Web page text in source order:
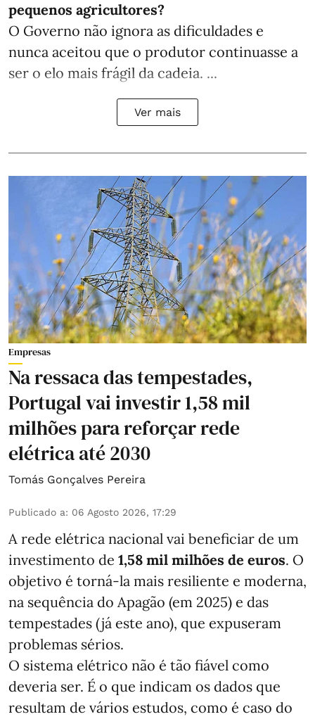
pequenos agricultores?
O Governo não ignora as dificuldades e
nunca aceitou que o produtor continuasse a
ser o elo mais frágil da cadeia. ...
Ver mais
Empresas
Na ressaca das tempestades,
Portugal vai investir 1,58 mil
milhões para reforçar rede
elétrica até 2030
Tomás Gonçalves Pereira
Publicado a: 06 Agosto 2026, 17:29
A rede elétrica nacional vai beneficiar de um
investimento de 1,58 mil milhões de euros. O
objetivo é torná-la mais resiliente e moderna,
na sequência do Apagão (em 2025) e das
tempestades (já este ano), que expuseram
problemas sérios.
O sistema elétrico não é tão fiável como
deveria ser. É o que indicam os dados que
resultam de vários estudos, como é caso do